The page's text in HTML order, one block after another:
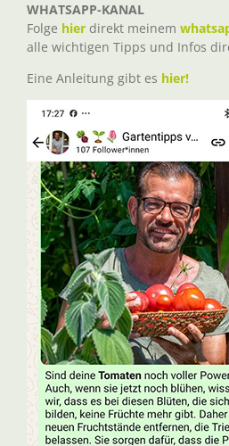
WHATSAPP-KANAL
Folge hier direkt meinem
alle wichtigen Tipps und Infos
Eine Anleitung gibt es hier!